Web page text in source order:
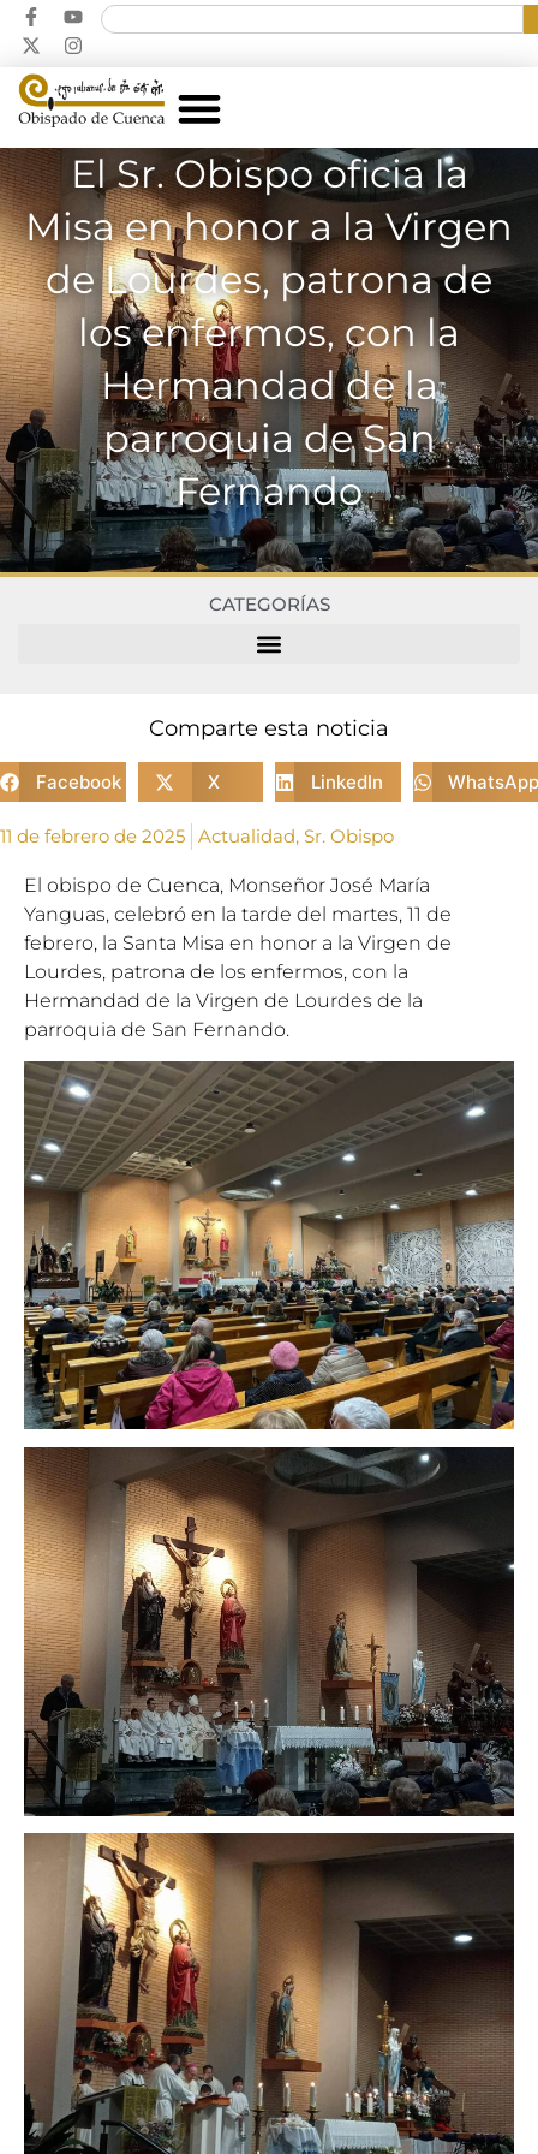
El Sr. Obispo oficia la
Misa en honor a la Virgen
de Lourdes, patrona de
los enfermos, con la
Hermandad de la
parroquia de San
Fernando
CATEGORÍAS
Comparte esta noticia
Facebook X LinkedIn WhatsApp
11 de febrero de 2025 Actualidad, Sr. Obispo
El obispo de Cuenca, Monseñor José María
Yanguas, celebró en la tarde del martes, 11 de
febrero, la Santa Misa en honor a la Virgen de
Lourdes, patrona de los enfermos, con la
Hermandad de la Virgen de Lourdes de la
parroquia de San Fernando.